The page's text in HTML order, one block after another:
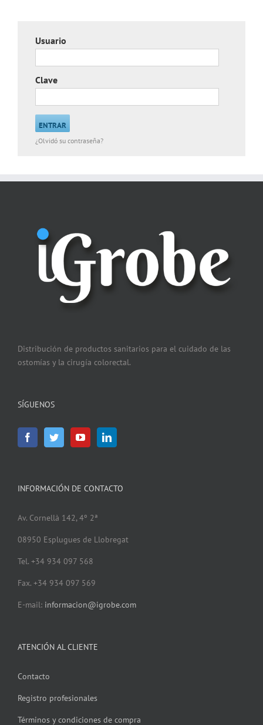
Usuario
Clave
¿Olvidó su contraseña?
Distribución de productos sanitarios para el cuidado de las
ostomías y la cirugía colorectal.
SÍGUENOS
INFORMACIÓN DE CONTACTO
Av. Cornellà 142, 4º 2ª
08950 Esplugues de Llobregat
Tel. +34 934 097 568
Fax. +34 934 097 569
E-mail: informacion@igrobe.com
ATENCIÓN AL CLIENTE
Contacto
Registro profesionales
Términos y condiciones de compra